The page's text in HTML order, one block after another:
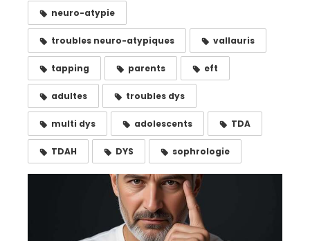
neuro-atypie
troubles neuro-atypiques vallauris
tapping parents eft
adultes troubles dys
multi dys adolescents TDA
TDAH DYS sophrologie